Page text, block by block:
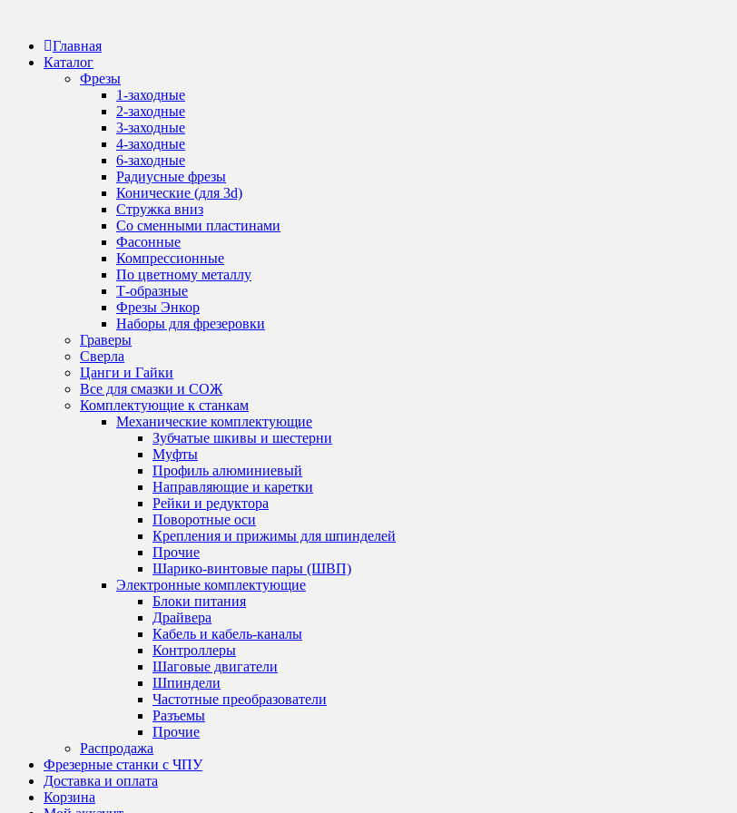
содержанию
Главная
Каталог
Фрезы
1-заходные
2-заходные
3-заходные
4-заходные
6-заходные
Радиусные фрезы
Конические (для 3d)
Стружка вниз
Со сменными пластинами
Фасонные
Компрессионные
По цветному металлу
Т-образные
Фрезы Энкор
Наборы для фрезеровки
Граверы
Сверла
Цанги и Гайки
Все для смазки и СОЖ
Комплектующие к станкам
Механические комплектующие
Зубчатые шкивы и шестерни
Муфты
Профиль алюминиевый
Направляющие и каретки
Рейки и редуктора
Поворотные оси
Крепления и прижимы для шпинделей
Прочие
Шарико-винтовые пары (ШВП)
Электронные комплектующие
Блоки питания
Драйвера
Кабель и кабель-каналы
Контроллеры
Шаговые двигатели
Шпиндели
Частотные преобразователи
Разъемы
Прочие
Распродажа
Фрезерные станки с ЧПУ
Доставка и оплата
Корзина